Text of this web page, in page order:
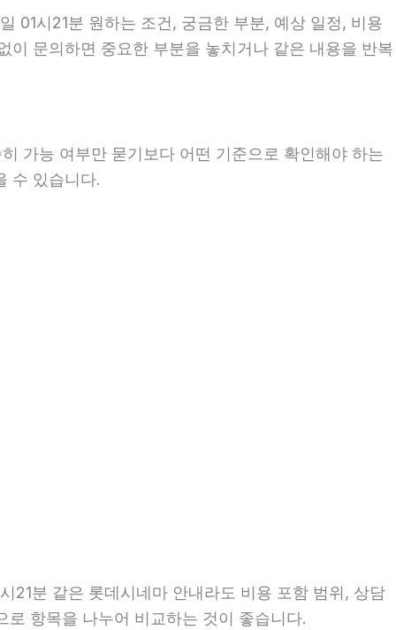
01시21분 원하는 조건, 궁금한 부분, 예상 일정, 비용
문의하면 중요한 부분을 놓치거나 같은 내용을 반복
가능 여부만 묻기보다 어떤 기준으로 확인해야 하는
수 있습니다.
21분 같은 롯데시네마 안내라도 비용 포함 범위, 상담
항목을 나누어 비교하는 것이 좋습니다.